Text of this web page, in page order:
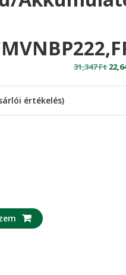
31,347Ft
értékelés)